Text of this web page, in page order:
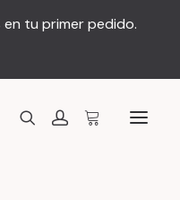
tu primer pedido.